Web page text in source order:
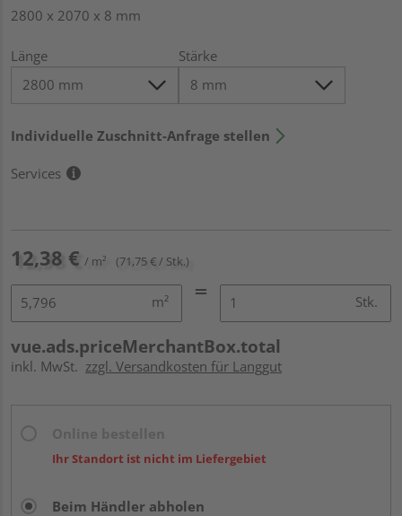
2800 x 2070 x 8 mm
Länge Stärke
Individuelle Zuschnitt-Anfrage stellen
Services
12,38 € / m² (71,75 € / Stk.)
m² Stk.
vue.ads.priceMerchantBox.total
inkl. MwSt. zzgl. Versandkosten für Langgut
Ihr Standort ist nicht im Liefergebiet
Beim Händler abholen